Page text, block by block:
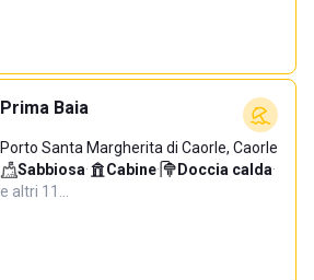
Prima Baia
Porto Santa Margherita di Caorle, Caorle
Sabbiosa· Cabine· Doccia calda·
e altri 11…